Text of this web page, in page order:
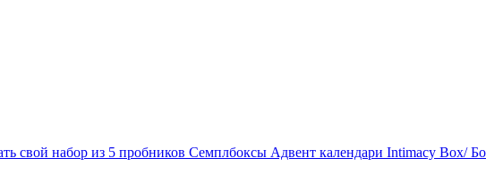
свой набор из 5 пробников Семплбоксы Адвент календари Intimacy Box/